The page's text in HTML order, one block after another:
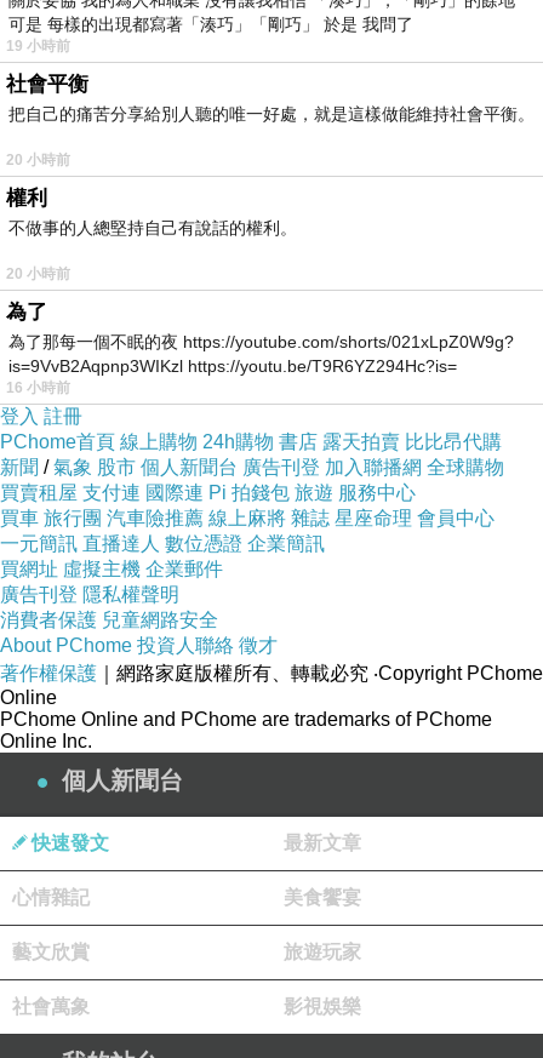
Dasenach，這是在Ethiopia最南部的部落，位在衣索比
亞、肯亞和烏干達的交界，必須要渡過
能到達他們的所在地，也就是因為這樣，
設了一個移民關的辦公室，任何國外觀光客必須先到這個
辦公室，確認簽證狀況，也防止有人企圖從這裡偷渡離
開，前往其他國家。再強調一次，這裡是最南部的關口，
絡，連掃描器都可能故障，這幾乎是一個資訊最不流通的
關口。其實我不相信我會是第一個到達這裡的台灣旅客，
但是遇到的移民官員，肯定是第一次看到發給台灣的落地
簽，一個特別的落地簽，一個用手寫的落地簽。莫非定
律：所有最壞的事情，都會在最壞的時候發生。對，移民
關官員沒看過這個落地簽，電話連繫AddisAbaba不通，掃
可是 每樣的出現都寫著「湊巧」「剛巧」 於是 我問了
19 小時前
社會平衡
把自己的痛苦分享給別人聽的唯一好處，就是這樣做能維持社會平衡。
20 小時前
權利
不做事的人總堅持自己有說話的權利。
20 小時前
為了
為了那每一個不眠的夜 https://youtube.com/shorts/021xLpZ0W9g?
is=9VvB2Aqpnp3WIKzl https://youtu.be/T9R6YZ294Hc?is=
16 小時前
登入 註冊
PChome首頁 線上購物 24h購物 書店 露天拍賣 比比昂代購
新聞 /氣象 股市 個人新聞台 廣告刊登 加入聯播網 全球購物
買賣租屋 支付連 國際連 Pi 拍錢包 旅遊 服務中心
買車 旅行團 汽車險推薦 線上麻將 雜誌 星座命理 會員中心
一元簡訊 直播達人 數位憑證 企業簡訊
買網址 虛擬主機 企業郵件
廣告刊登 隱私權聲明
消費者保護 兒童網路安全
About PChome 投資人聯絡 徵才
著作權保護 ｜網路家庭版權所有、轉載必究 ‧Copyright PChome
Online
PChome Online and PChome are trademarks of PChome
Online Inc.
個人新聞台
快速發文 最新文章
心情雜記 美食饗宴
藝文欣賞 旅遊玩家
社會萬象 影視娛樂